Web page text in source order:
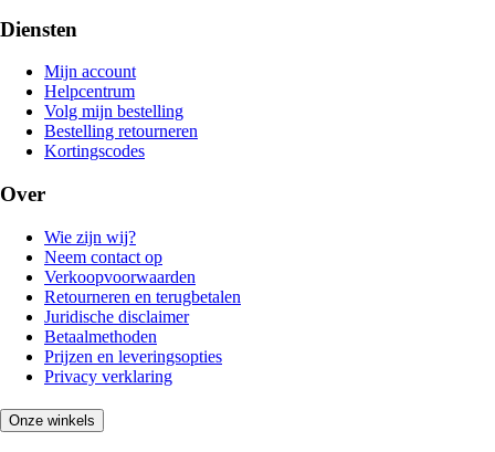
Diensten
Mijn account
Helpcentrum
Volg mijn bestelling
Bestelling retourneren
Kortingscodes
Over
Wie zijn wij?
Neem contact op
Verkoopvoorwaarden
Retourneren en terugbetalen
Juridische disclaimer
Betaalmethoden
Prijzen en leveringsopties
Privacy verklaring
Onze winkels